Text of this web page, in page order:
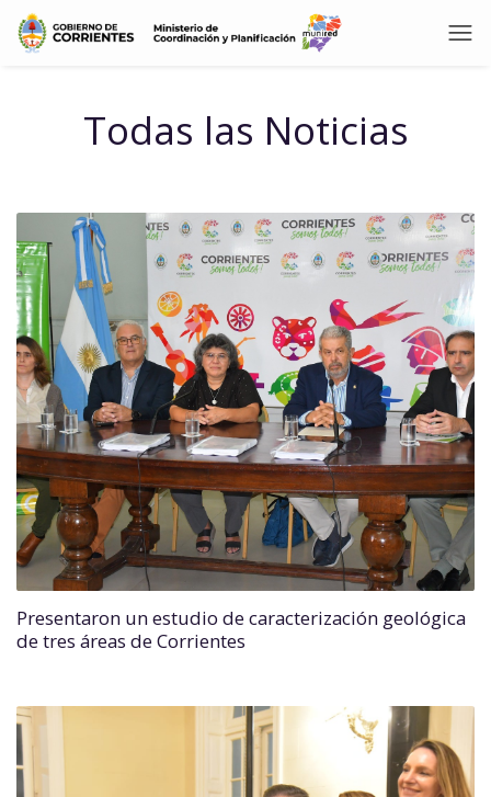
Todas las Noticias
Presentaron un estudio de caracterización geológica
de tres áreas de Corrientes